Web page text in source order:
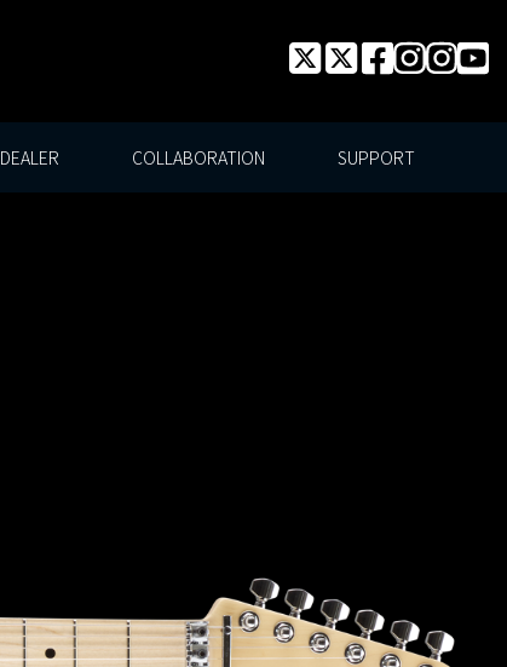
DEALER COLLABORATION SUPPORT